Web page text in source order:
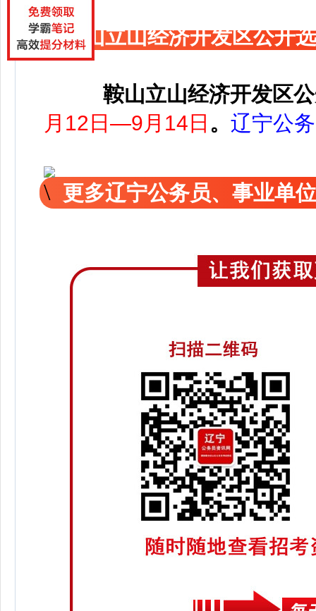
鞍山立山经济开发区公开
鞍山立山经济开发区
月12日—9月14日 。 辽宁公
更多辽宁公务员、事业单